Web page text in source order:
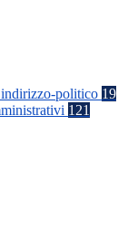
politico 19
121